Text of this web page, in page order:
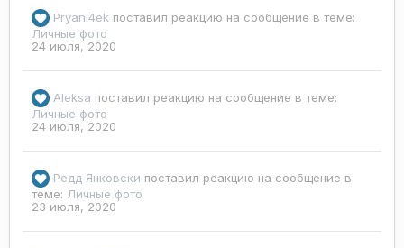
Pryani4ek поставил реакцию на сообщение в теме:
Личные фото
24 июля, 2020
Aleksa поставил реакцию на сообщение в теме:
Личные фото
24 июля, 2020
Редд Янковски поставил реакцию на сообщение в
теме: Личные фото
23 июля, 2020